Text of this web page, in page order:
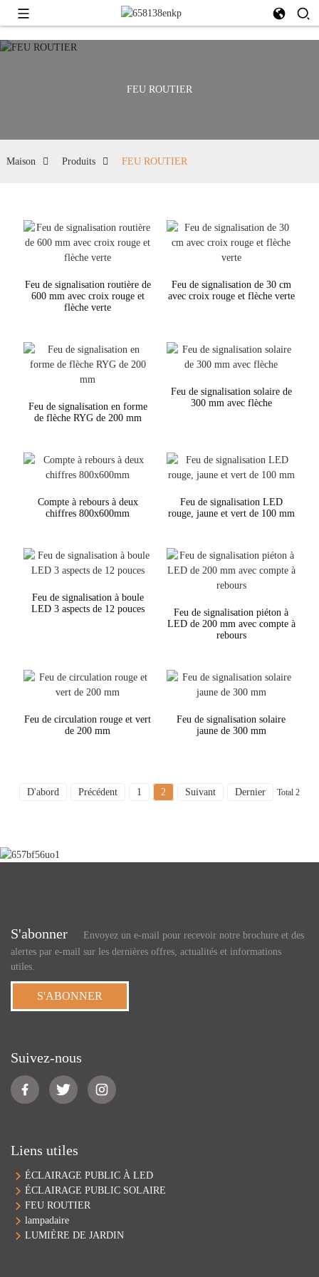
FEU ROUTIER
Maison Produits FEU ROUTIER
Feu de signalisation routière de
600 mm avec croix rouge et
flèche verte
Feu de signalisation de 30 cm
avec croix rouge et flèche verte
Feu de signalisation en forme
de flèche RYG de 200 mm
Feu de signalisation solaire de
300 mm avec flèche
Compte à rebours à deux
chiffres 800x600mm
Feu de signalisation LED
rouge, jaune et vert de 100 mm
Feu de signalisation à boule
LED 3 aspects de 12 pouces
Feu de signalisation piéton à
LED de 200 mm avec compte à
rebours
Feu de circulation rouge et vert
de 200 mm
Feu de signalisation solaire
jaune de 300 mm
D'abord Précédent 1 2 Suivant Dernier Total 2
S'abonner
Envoyez un e-mail pour recevoir notre brochure et des
alertes par e-mail sur les dernières offres, actualités et informations
utiles.
S'ABONNER
Suivez-nous
Liens utiles
ÉCLAIRAGE PUBLIC À LED
ÉCLAIRAGE PUBLIC SOLAIRE
FEU ROUTIER
lampadaire
LUMIÈRE DE JARDIN